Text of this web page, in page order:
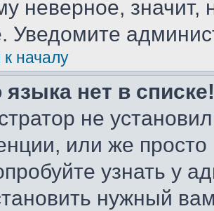
неверное, значит,
Уведомите
началу
языка нет в списке!
не
или же
узнать у
нужный